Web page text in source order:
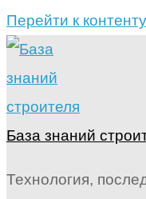
Перейти к контенту
База знаний
Технология,